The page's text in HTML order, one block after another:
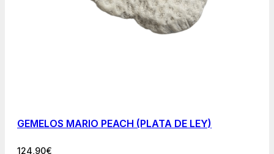
GEMELOS MARIO PEACH (PLATA DE LEY)
124,90€